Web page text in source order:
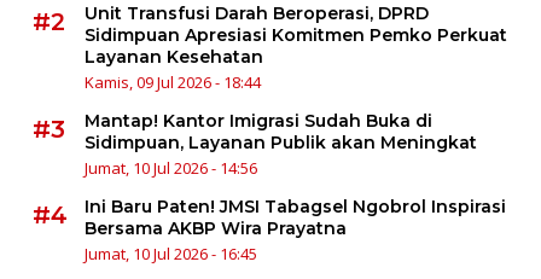
#2
Unit Transfusi Darah Beroperasi, DPRD
Sidimpuan Apresiasi Komitmen Pemko Perkuat
Layanan Kesehatan
Kamis, 09 Jul 2026 - 18:44
#3
Mantap! Kantor Imigrasi Sudah Buka di
Sidimpuan, Layanan Publik akan Meningkat
Jumat, 10 Jul 2026 - 14:56
#4
Ini Baru Paten! JMSI Tabagsel Ngobrol Inspirasi
Bersama AKBP Wira Prayatna
Jumat, 10 Jul 2026 - 16:45